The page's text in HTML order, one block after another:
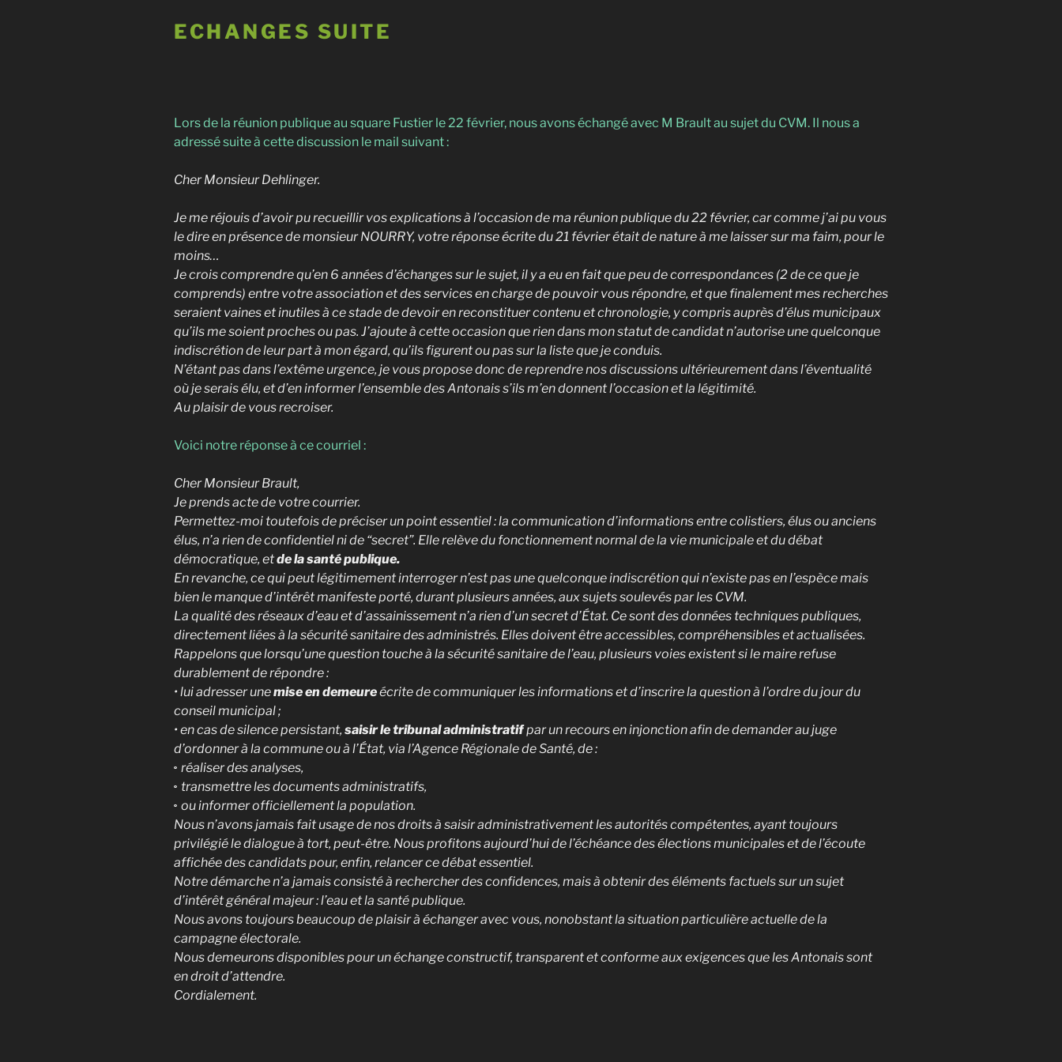
ECHANGES SUITE
Lors de la réunion publique au square Fustier le 22 février, nous avons échangé avec M Brault au sujet du CVM. Il nous a
adressé suite à cette discussion le mail suivant :
Cher Monsieur Dehlinger.
Je me réjouis d’avoir pu recueillir vos explications à l’occasion de ma réunion publique du 22 février, car comme j’ai pu vous
le dire en présence de monsieur NOURRY, votre réponse écrite du 21 février était de nature à me laisser sur ma faim, pour le
moins…
Je crois comprendre qu’en 6 années d’échanges sur le sujet, il y a eu en fait que peu de correspondances (2 de ce que je
comprends) entre votre association et des services en charge de pouvoir vous répondre, et que finalement mes recherches
seraient vaines et inutiles à ce stade de devoir en reconstituer contenu et chronologie, y compris auprès d’élus municipaux
qu’ils me soient proches ou pas. J’ajoute à cette occasion que rien dans mon statut de candidat n’autorise une quelconque
indiscrétion de leur part à mon égard, qu’ils figurent ou pas sur la liste que je conduis.
N’étant pas dans l’extême urgence, je vous propose donc de reprendre nos discussions ultérieurement dans l’éventualité
où je serais élu, et d’en informer l’ensemble des Antonais s’ils m’en donnent l’occasion et la légitimité.
Au plaisir de vous recroiser.
Voici notre réponse à ce courriel :
Cher Monsieur Brault,
Je prends acte de votre courrier.
Permettez-moi toutefois de préciser un point essentiel : la communication d’informations entre colistiers, élus ou anciens
élus, n’a rien de confidentiel ni de “secret”. Elle relève du fonctionnement normal de la vie municipale et du débat
démocratique, etde la santé publique.
En revanche, ce qui peut légitimement interroger n’est pas une quelconque indiscrétion qui n’existe pas en l’espèce mais
bien le manque d’intérêt manifeste porté, durant plusieurs années, aux sujets soulevés par les CVM.
La qualité des réseaux d’eau et d’assainissement n’a rien d’un secret d’État. Ce sont des données techniques publiques,
directement liées à la sécurité sanitaire des administrés. Elles doivent être accessibles, compréhensibles et actualisées.
Rappelons que lorsqu’une question touche à la sécurité sanitaire de l’eau, plusieurs voies existent si le maire refuse
durablement de répondre :
• lui adresser unemise en demeureécrite de communiquer les informations et d’inscrire la question à l’ordre du jour du
conseil municipal ;
• en cas de silence persistant, saisir le tribunal administratifpar un recours en injonction afin de demander au juge
d’ordonner à la commune ou à l’État, via l’Agence Régionale de Santé, de :
◦ réaliser des analyses,
◦ transmettre les documents administratifs,
◦ ou informer officiellement la population.
Nous n’avons jamais fait usage de nos droits à saisir administrativement les autorités compétentes, ayant toujours
privilégié le dialogue à tort, peut-être. Nous profitons aujourd’hui de l’échéance des élections municipales et de l’écoute
affichée des candidats pour, enfin, relancer ce débat essentiel.
Notre démarche n’a jamais consisté à rechercher des confidences, mais à obtenir des éléments factuels sur un sujet
d’intérêt général majeur : l’eau et la santé publique.
Nous avons toujours beaucoup de plaisir à échanger avec vous, nonobstant la situation particulière actuelle de la
campagne électorale.
Nous demeurons disponibles pour un échange constructif, transparent et conforme aux exigences que les Antonais sont
en droit d’attendre.
Cordialement.